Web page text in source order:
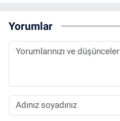
Yorumlar